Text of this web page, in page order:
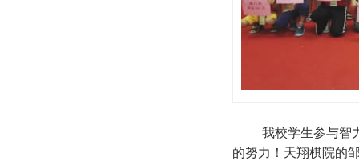
我校学生参与智
的努力！天翔棋院的